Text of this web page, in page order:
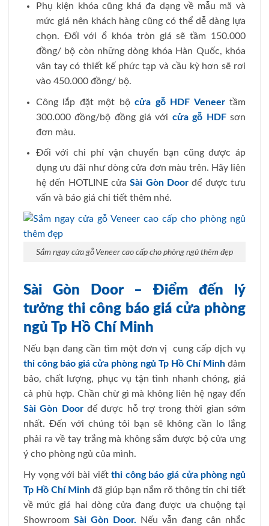
Phụ kiện khóa cũng khá đa dạng về mẫu mã và
mức giá nên khách hàng cũng có thể dễ dàng lựa
chọn. Đối với ổ khóa tròn giá sẽ tầm 150.000
đồng/ bộ còn những dòng khóa Hàn Quốc, khóa
vân tay có thiết kế phức tạp và cầu kỳ hơn sẽ rơi
vào 450.000 đồng/ bộ.
Công lắp đặt một bộcửa gỗ HDF Veneertầm
300.000 đồng/bộ đồng giá với cửa gỗ HDFsơn
đơn màu.
Đối với chi phí vận chuyển bạn cũng được áp
dụng ưu đãi như dòng cửa đơn màu trên. Hãy liên
hệ đến HOTLINE cửaSài Gòn Door để được tưu
vấn và báo giá chi tiết thêm nhé.
Sắm ngay cửa gỗ Veneer cao cấp cho phòng ngủ thêm đẹp
Sài Gòn Door – Điểm đến lý
tưởng thi công báo giá cửa phòng
ngủ Tp Hồ Chí Minh
Nếu bạn đang cần tìm một đơn vị cung cấp dịch vụ
thi công báo giá cửa phòng ngủ Tp Hồ Chí Minhđảm
bảo, chất lượng, phục vụ tận tình nhanh chóng, giá
cả phù hợp. Chần chừ gì mà không liên hệ ngay đến
Sài Gòn Doorđể được hỗ trợ trong thời gian sớm
nhất. Đến với chúng tôi bạn sẽ không cần lo lắng
phải ra về tay trắng mà không sắm được bộ cửa ưng
ý cho phòng ngủ của mình.
Hy vọng với bài viếtthi công báo giá cửa phòng ngủ
Tp Hồ Chí Minh đã giúp bạn nắm rõ thông tin chi tiết
về mức giá hai dòng cửa đang được ưa chuộng tại
Showroom Sài Gòn Door. Nếu vẫn đang cân nhắc